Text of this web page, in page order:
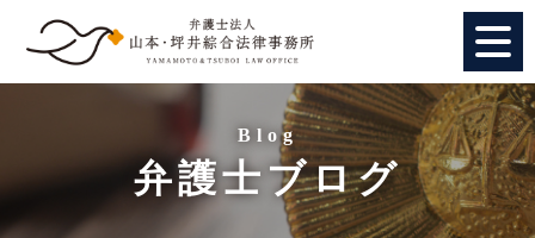
個人のお客様
Blog
弁護士ブログ